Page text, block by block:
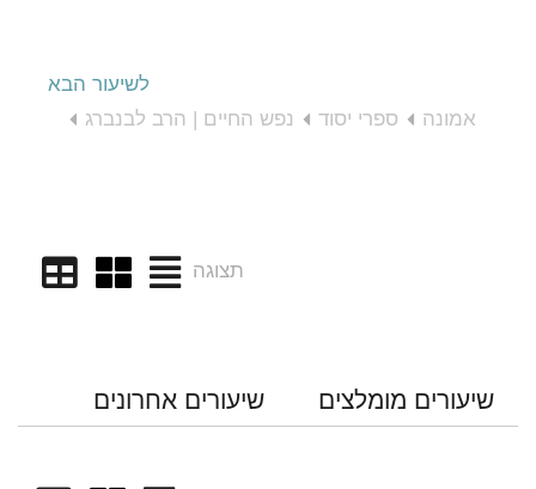
לשיעור הבא
אמונה
ספרי יסוד נפש החיים | הרב לבנברג
תצוגה
שיעורים מומלצים שיעורים אחרונים